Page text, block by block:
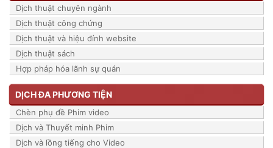
Dịch thuật chuyên ngành
Dịch thuật công chứng
Dịch thuật và hiệu đính website
Dịch thuật sách
Hợp pháp hóa lãnh sự quán
DỊCH ĐA PHƯƠNG TIỆN
Chèn phụ đề Phim video
Dịch và Thuyết minh Phim
Dịch và lồng tiếng cho Video